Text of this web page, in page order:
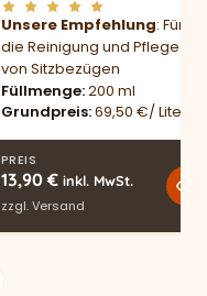
Unsere Empfehlung: Für
die Reinigung und Pflege
von Sitzbezügen
Füllmenge 200 ml
Grundpreis 69,50 €/ Liter
PREIS
13,90 € inkl. MwSt.
zzgl.Versand